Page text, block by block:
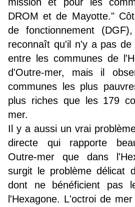
DROM et de Mayotte."
de fonctionnement
reconnaît qu'il n'y a pas de
entre les communes de
d'Outre-mer, mais il
communes les plus
plus riches que les 179
mer.
Il y a aussi un vrai
directe qui rapporte
Outre-mer que dans
surgit le problème délicat
dont ne bénéficient pas
l'Hexagone. L'octroi de